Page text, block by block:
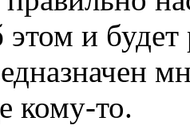
и будет
кому-то.